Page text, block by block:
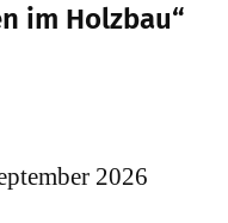
im Holzbau“
2026